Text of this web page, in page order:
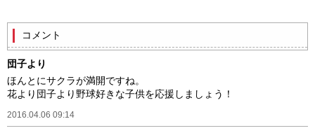
コメント
団子より
ほんとにサクラが満開ですね。
花より団子より野球好きな子供を応援しましょう！
2016.04.06 09:14